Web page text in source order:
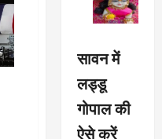
सावन में
लड्डू
गोपाल की
ऐसे करें